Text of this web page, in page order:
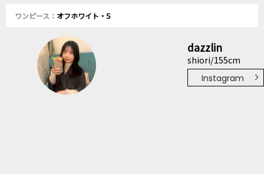
ワンピース： オフホワイト・S
dazzlin
shiori/155cm
Instagram